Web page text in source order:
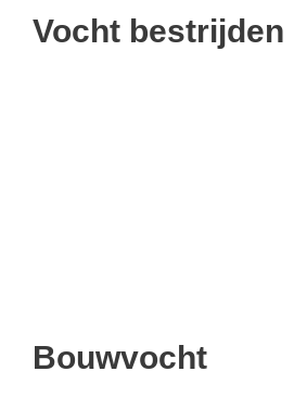
Vocht bestrijden
Bouwvocht